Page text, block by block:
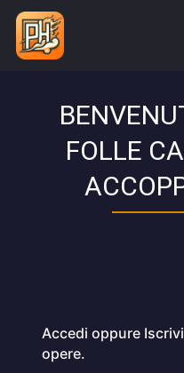
FOLLE
Accedi oppure
opere.